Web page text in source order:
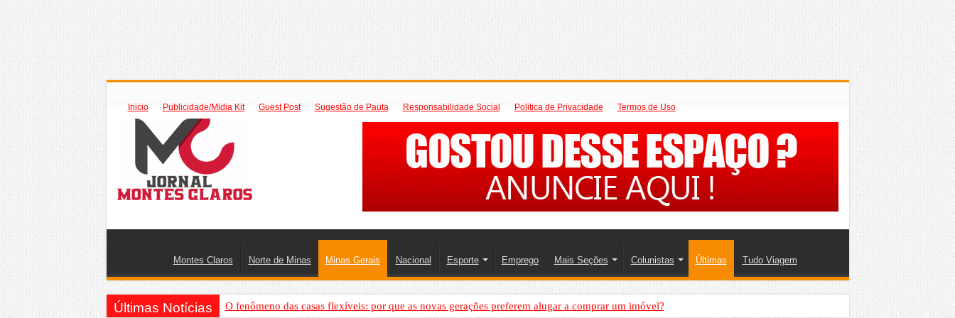
Inicio Publicidade/Midia Kit Guest Post Sugestão de Pauta Responsabilidade Social Politica de Privacidade Termos de Uso
Montes Claros Norte de Minas Minas Gerais Nacional Esporte Emprego Mais Seções Colunistas Últimas Tudo Viagem
Últimas Notícias O fenômeno das casas flexíveis: por que as novas gerações preferem alugar a comprar um imóvel?